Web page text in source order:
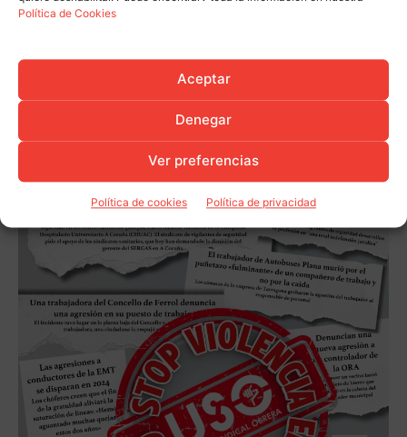
Política de Cookies
Aceptar
Denegar
Ver preferencias
Política de cookies Política de privacidad